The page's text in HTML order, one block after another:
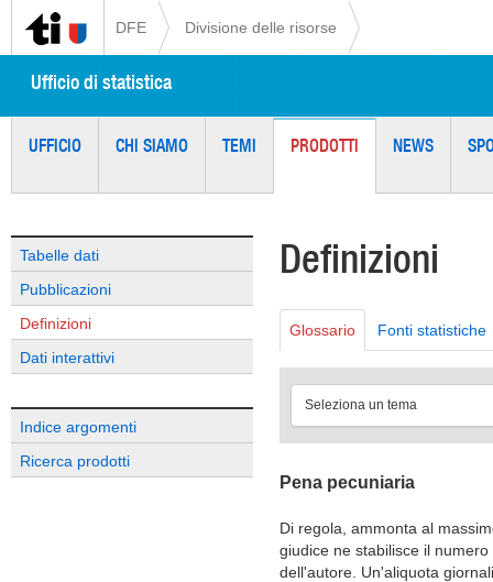
DFE Divisione delle risorse
Ufficio di statistica
UFFICIO CHI SIAMO TEMI PRODOTTI NEWS
Tabelle dati
Pubblicazioni
Definizioni
Dati interattivi
Indice argomenti
Ricerca prodotti
Definizioni
Glossario Fonti statistiche
Seleziona un tema
Pena pecuniaria
Di regola, ammonta al
giudice ne stabilisce il
dell'autore. Un'aliquota